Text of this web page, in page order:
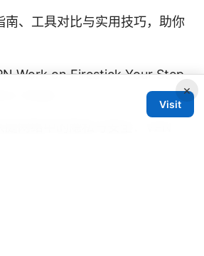
南、工具对比与实用技巧，助你
Work on Firestick Your Step
Guide
网络中的隐私与安全：VPN
×
Visit